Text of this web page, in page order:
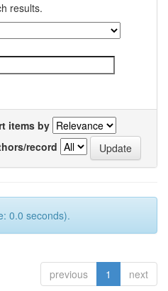
results.
items by
record
0.0 seconds).
previous 1 next